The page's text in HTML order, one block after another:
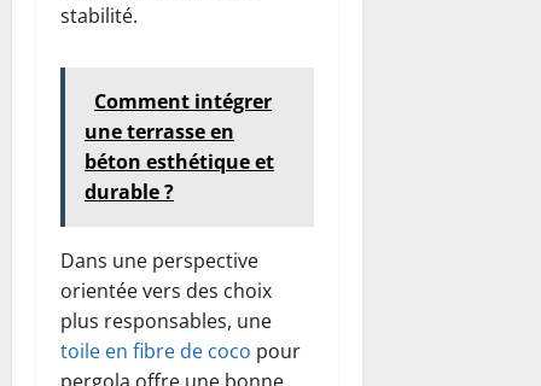
stabilité.
Comment intégrer
une terrasse en
béton esthétique et
durable ?
Dans une perspective
orientée vers des choix
plus responsables, une
toile en fibre de coco pour